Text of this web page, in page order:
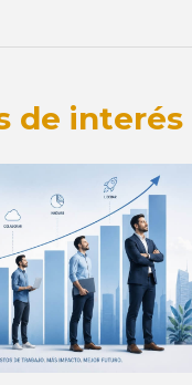
de interés